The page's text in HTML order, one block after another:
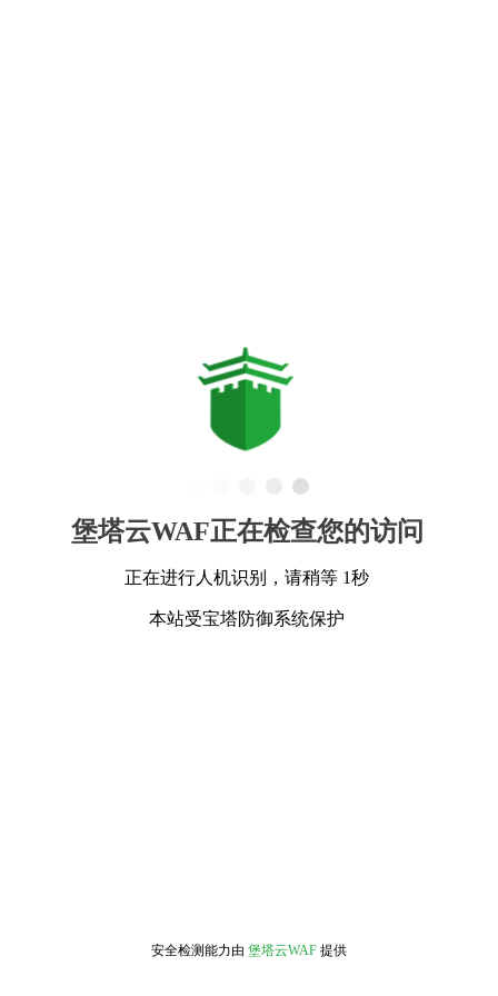
堡塔云WAF正在检查您的访问
正在进行人机识别，请稍等 1秒
本站受宝塔防御系统保护
安全检测能力由 堡塔云WAF 提供